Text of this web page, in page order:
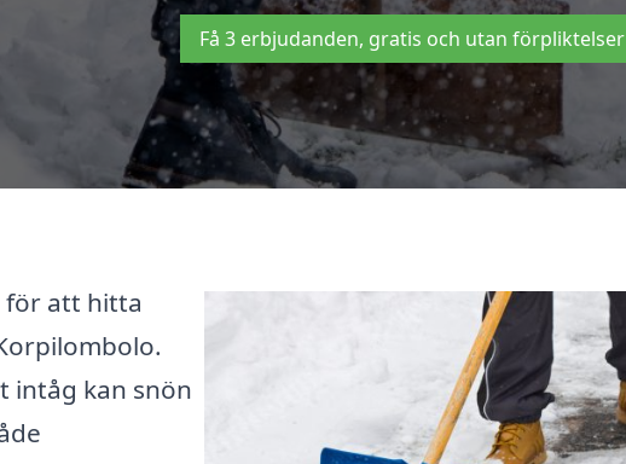
Få 3 erbjudanden, gratis och utan förpliktelser
för att hitta
intåg kan snön